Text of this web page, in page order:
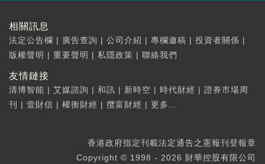
相關訊息
法定公告欄 | 廣告查詢 | 公司介紹 | 專欄邀稿 | 投資者關係 |
版權聲明 | 重要聲明 | 私隱政策 | 聯絡我們
友情鏈接
清博智能 | 艾媒諮詢 | 和訊 | 新時空 | 時代財經 | 證券市場周
刊
| 壹財信 | 權衡財經 | 攬富財經 | 更多...
香港政府指定刊載法定通告之憲報刊登報章
Copyright © 1998 - 2026 財華控股有限公司